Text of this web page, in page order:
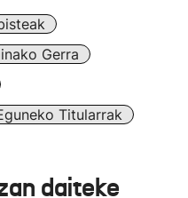
Gerra
Titularrak
daiteke